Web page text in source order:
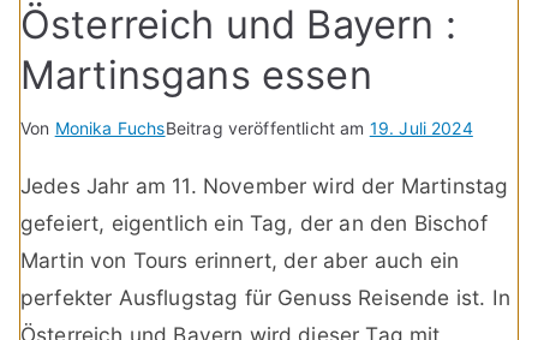
Österreich und Bayern :
Martinsgans essen
Von Monika FuchsBeitrag veröffentlicht am 19. Juli 2024
Jedes Jahr am 11. November wird der Martinstag
gefeiert, eigentlich ein Tag, der an den Bischof
Martin von Tours erinnert, der aber auch ein
perfekter Ausflugstag für Genuss Reisende ist. In
Österreich und Bayern wird dieser Tag mit